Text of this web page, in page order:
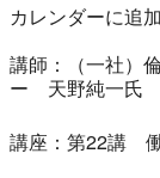
カレンダーに追加
Download
講師：（一社）
ー 天野純一氏
講座：第22講